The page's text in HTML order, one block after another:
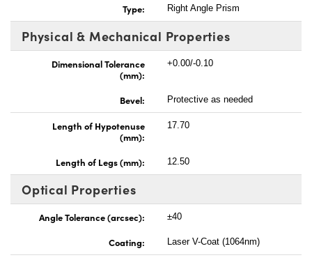
Type: Right Angle Prism
Physical & Mechanical Properties
Dimensional Tolerance
(mm):
+0.00/-0.10
Bevel: Protective as needed
Length of Hypotenuse
(mm):
17.70
Length of Legs (mm): 12.50
Optical Properties
Angle Tolerance (arcsec): ±40
Coating: Laser V-Coat (1064nm)